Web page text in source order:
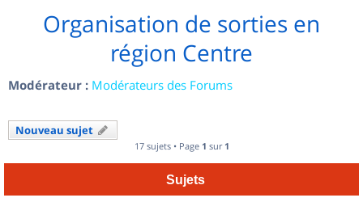
Organisation de sorties en
région Centre
Modérateur : Modérateurs des Forums
Nouveau sujet
17 sujets • Page 1 sur 1
Sujets